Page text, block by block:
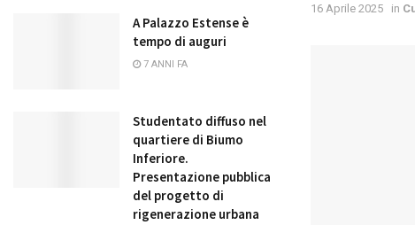
16 Aprile 2025 in
A Palazzo Estense è
tempo di auguri
7 ANNI FA
Studentato diffuso nel
quartiere di Biumo
Inferiore.
Presentazione pubblica
del progetto di
rigenerazione urbana